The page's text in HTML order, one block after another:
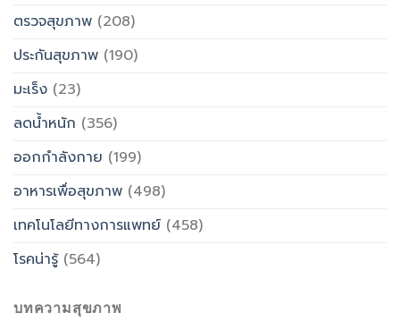
ตรวจสุขภาพ (208)
ประกันสุขภาพ (190)
มะเร็ง (23)
ลดน้ำหนัก (356)
ออกกำลังกาย (199)
อาหารเพื่อสุขภาพ (498)
เทคโนโลยีทางการแพทย์ (458)
โรคน่ารู้(564)
บทความสุขภาพ